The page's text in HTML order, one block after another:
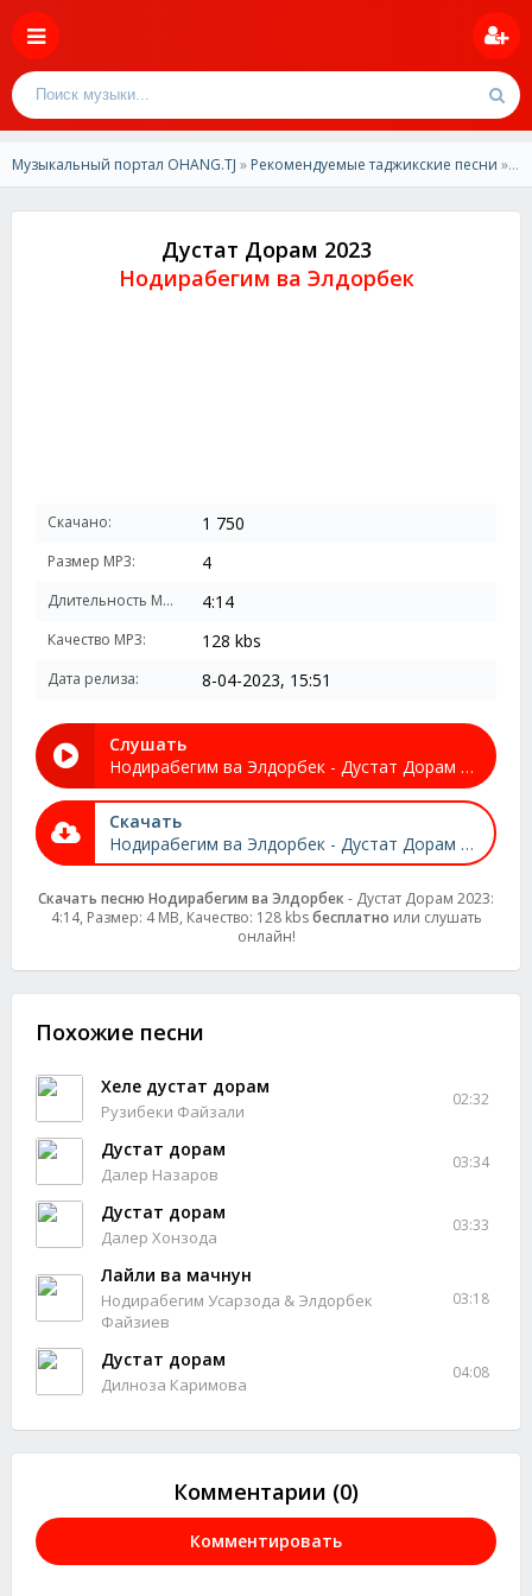
Музыкальный портал OHANG.TJ » Рекомендуемые таджикские песни » Нодирабегим ва Элдорбек - Дустат Дорам (2023)
Дустат Дорам 2023
Нодирабегим ва Элдорбек
Скачано: 1 750
Размер MP3: 4
Длительность MP3: 4:14
Качество MP3: 128 kbs
Дата релиза: 8-04-2023, 15:51
Слушать
Нодирабегим ва Элдорбек - Дустат Дорам 2023
Скачать
Нодирабегим ва Элдорбек - Дустат Дорам 2023
Скачать песню Нодирабегим ва Элдорбек- Дустат Дорам 2023:
4:14, Размер: 4 MB, Качество: 128 kbsбесплатно или слушать
онлайн!
Похожие песни
Хеле дустат дорам
Рузибеки Файзали
02:32
Дустат дорам
Далер Назаров
03:34
Дустат дорам
Далер Хонзода
03:33
Лайли ва мачнун
Нодирабегим Усарзода & Элдорбек
Файзиев
03:18
Дустат дорам
Дилноза Каримова
04:08
Комментарии (0)
Комментировать